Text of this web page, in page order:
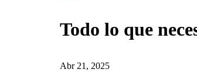
Todo lo que
Abr 21, 2025